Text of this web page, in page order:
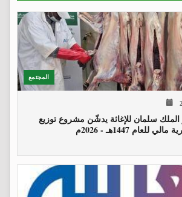
المجتمع
سلمان للإغاثة يدشّن مشروع توزيع
1447هـ - 2026م